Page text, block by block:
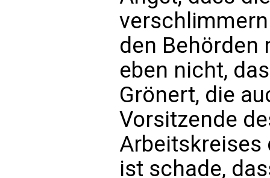
den Behörden
eben nicht,
Grönert, die
Vorsitzende
Arbeitskreises
ist schade,